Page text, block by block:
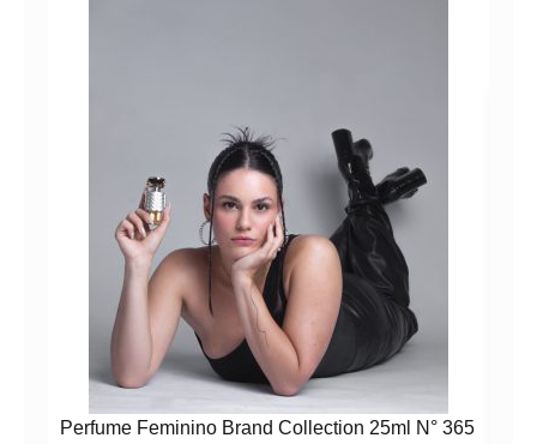
Perfume Feminino Brand Collection 25ml N° 365